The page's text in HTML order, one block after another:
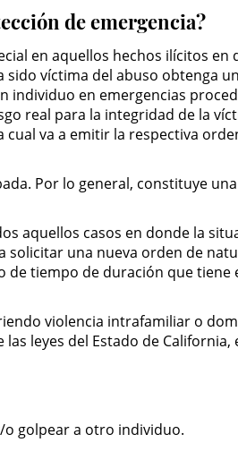
de emergencia?
en aquellos hechos ilícitos en
víctima del abuso obtenga
en emergencias
real para la integridad de la
va a emitir la respectiva
Por lo general, constituye
aquellos casos en donde la
una nueva orden de
tiempo de duración que tiene
violencia intrafamiliar o
leyes del Estado de California,
o golpear a otro individuo.